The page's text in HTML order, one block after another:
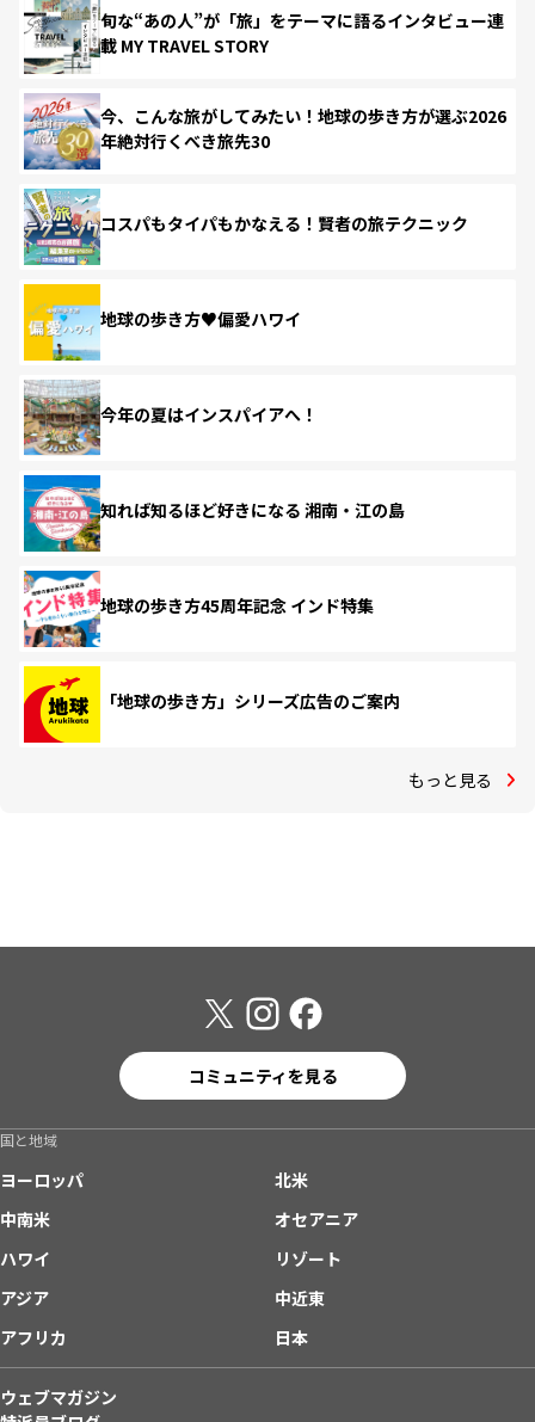
旬な“あの人”が「旅」をテーマに語るインタビュー連
載 MY TRAVEL STORY
今、こんな旅がしてみたい！地球の歩き方が選ぶ2026
年絶対行くべき旅先30
コスパもタイパもかなえる！賢者の旅テクニック
地球の歩き方♥偏愛ハワイ
今年の夏はインスパイアへ！
知れば知るほど好きになる 湘南・江の島
地球の歩き方45周年記念 インド特集
「地球の歩き方」シリーズ広告のご案内
もっと見る
コミュニティを見る
国と地域
ヨーロッパ
北米
中南米
オセアニア
ハワイ
リゾート
アジア
中近東
アフリカ
日本
ウェブマガジン